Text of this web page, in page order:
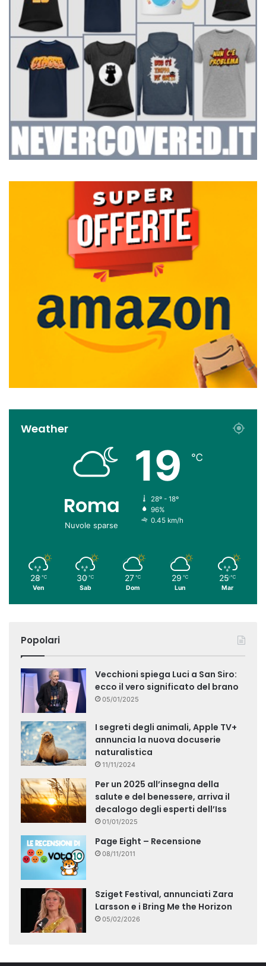
Weather
Roma
Nuvole sparse
19 ℃
28º - 18º
96%
0.45 km/h
28 ℃
Ven
30 ℃
Sab
27 ℃
Dom
29 ℃
Lun
25 ℃
Mar
Popolari
Vecchioni spiega Luci a San Siro:
ecco il vero significato del brano
05/01/2025
I segreti degli animali, Apple TV+
annuncia la nuova docuserie
naturalistica
11/11/2024
Per un 2025 all’insegna della
salute e del benessere, arriva il
decalogo degli esperti dell’Iss
01/01/2025
Page Eight – Recensione
08/11/2011
Sziget Festival, annunciati Zara
Larsson e i Bring Me the Horizon
05/02/2026